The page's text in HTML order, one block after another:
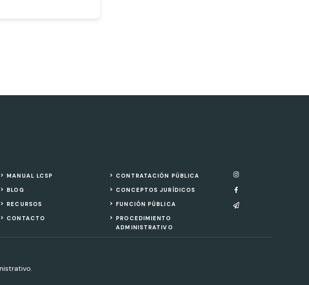
MANUAL LCSP
BLOG
RECURSOS
CONTACTO
CONTRATACIÓN PÚBLICA
CONCEPTOS JURÍDICOS
FUNCIÓN PÚBLICA
PROCEDIMIENTO
ADMINISTRATIVO